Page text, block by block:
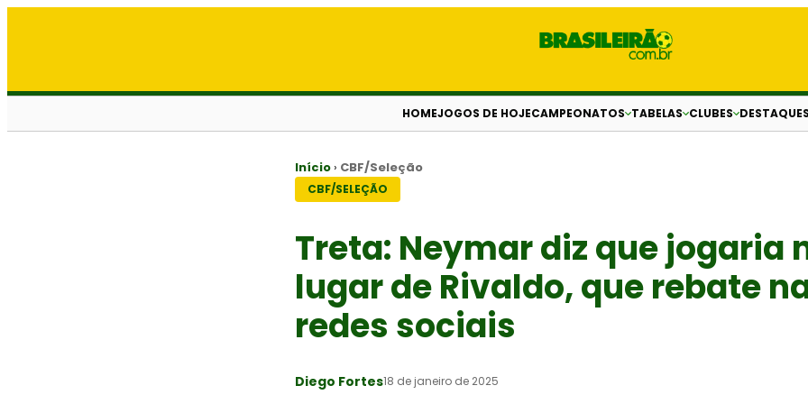
HOMEJOGOS DE HOJECAMPEONATOS TABELAS CLUBES DESTAQUES
Início › CBF/Seleção
CBF/SELEÇÃO
Treta: Neymar diz que jogaria
lugar de Rivaldo, que rebate
redes sociais
Diego Fortes18 de janeiro de 2025